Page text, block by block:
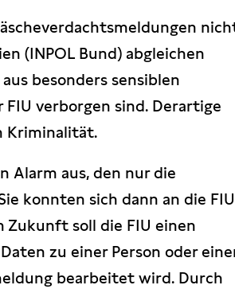
(INPOL Bund) abgleichen
besonders sensiblen
verborgen sind. Derartige
Kriminalität.
Alarm aus, den nur die
konnten sich dann an die FIU
Zukunft soll die FIU einen
zu einer Person oder
bearbeitet wird. Durch